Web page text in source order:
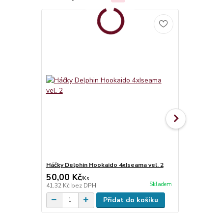
Háčky Delphin Hookaido 4xIseama vel. 2
50,00 Kč/Ks
41,32 Kč bez DPH Skladem
Přidat do košíku